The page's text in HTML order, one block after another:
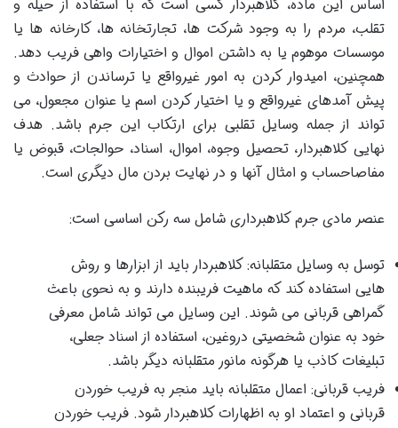
اساس این ماده، کلاهبردار کسی است که با استفاده از حیله و
تقلب، مردم را به وجود شرکت ها، تجارتخانه ها، کارخانه ها یا
موسسات موهوم یا به داشتن اموال و اختیارات واهی فریب دهد.
همچنین، امیدوار کردن به امور غیرواقع یا ترساندن از حوادث و
پیش آمدهای غیرواقع و یا اختیار کردن اسم یا عنوان مجعول، می
تواند از جمله وسایل تقلبی برای ارتکاب این جرم باشد. هدف
نهایی کلاهبردار، تحصیل وجوه، اموال، اسناد، حوالجات، قبوض یا
مفاصاحساب و امثال آنها و در نهایت بردن مال دیگری است.
عنصر مادی جرم کلاهبرداری شامل سه رکن اساسی است:
توسل به وسایل متقلبانه: کلاهبردار باید از ابزارها و روش
هایی استفاده کند که ماهیت فریبنده دارند و به نحوی باعث
گمراهی قربانی می شوند. این وسایل می تواند شامل معرفی
خود به عنوان شخصیتی دروغین، استفاده از اسناد جعلی،
تبلیغات کاذب یا هرگونه مانور متقلبانه دیگر باشد.
فریب قربانی: اعمال متقلبانه باید منجر به فریب خوردن
قربانی و اعتماد او به اظهارات کلاهبردار شود. فریب خوردن